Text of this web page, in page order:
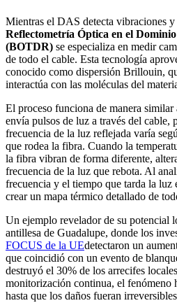
Mientras el DAS detecta vibraciones
Reflectometría Óptica en el
(BOTDR) se especializa en medir
de todo el cable. Esta tecnología
conocido como dispersión Brillouin,
interactúa con las moléculas del
El proceso funciona de manera
envía pulsos de luz a través del cable,
frecuencia de la luz reflejada varía
que rodea la fibra. Cuando la
la fibra vibran de forma diferente,
frecuencia de la luz que rebota. Al
frecuencia y el tiempo que tarda la luz
crear un mapa térmico detallado de
Un ejemplo revelador de su potencial
antillesa de Guadalupe, donde los
FOCUS de la UEdetectaron un
que coincidió con un evento de
destruyó el 30% de los arrecifes
monitorización continua, el fenómeno
hasta que los daños fueran